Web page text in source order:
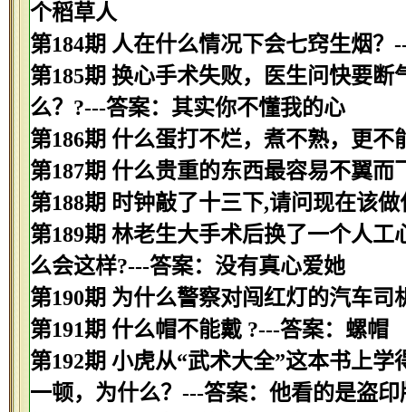
个稻草人
第184期 人在什么情况下会七窍生烟？
第185期 换心手术失败，医生问快要
么？?---答案：其实你不懂我的心
第186期 什么蛋打不烂，煮不熟，更
第187期 什么贵重的东西最容易不翼而
第188期 时钟敲了十三下,请问现在该
第189期 林老生大手术后换了一个人
么会这样?---答案：没有真心爱她
第190期 为什么警察对闯红灯的汽车
第191期 什么帽不能戴 ?---答案：螺帽
第192期 小虎从“武术大全”这本书上
一顿，为什么？---答案：他看的是盗印